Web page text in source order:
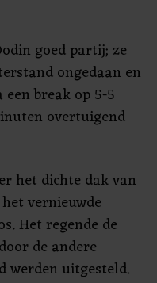
goed partij; ze
ongedaan en
break op 5-5
overtuigend
het dichte dak van
vernieuwde
Het regende de
de andere
werden uitgesteld.